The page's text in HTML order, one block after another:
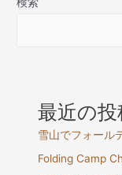
最近の投
雪山でフォール
Folding Camp